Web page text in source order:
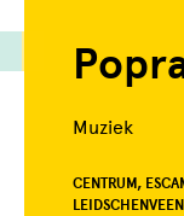
Muziek
CENTRUM,